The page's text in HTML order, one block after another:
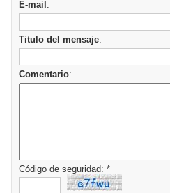
E-mail :
Titulo del mensaje:
Comentario:
Código de seguridad: *